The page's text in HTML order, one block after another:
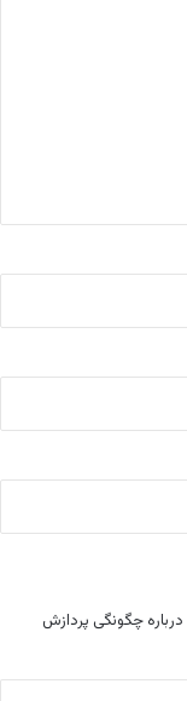
درباره چگونگی پردازش